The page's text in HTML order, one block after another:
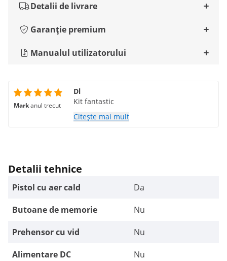
Detalii de livrare
Garanție premium
Manualul utilizatorului
Markanul trecut
Dl
Kit fantastic
Citește mai mult
Detalii tehnice
Pistol cu aer cald
Da
Butoane de memorie
Nu
Prehensor cu vid
Nu
Alimentare DC
Nu